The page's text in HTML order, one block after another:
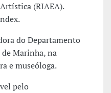
(RIAEA).
do Departamento
Marinha, na
e museóloga.
pelo